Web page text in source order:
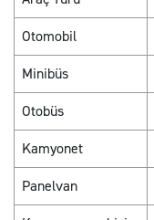
Otomobil
Minibüs
Otobüs
Kamyonet
Panelvan